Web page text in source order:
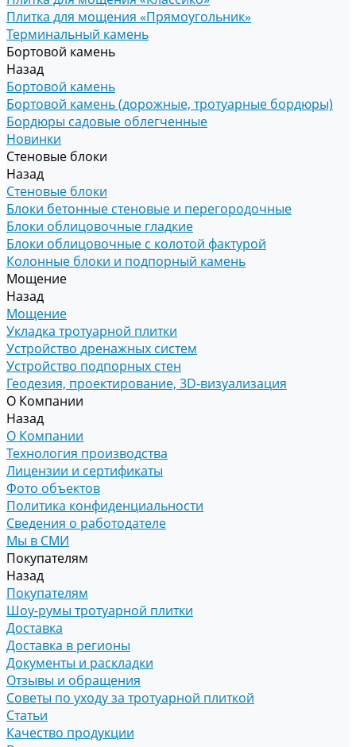
Плитка для мощения «Прямоугольник»
Терминальный камень
Бортовой камень
Назад
Бортовой камень
Бортовой камень (дорожные, тротуарные бордюры)
Бордюры садовые облегченные
Новинки
Стеновые блоки
Назад
Стеновые блоки
Блоки бетонные стеновые и перегородочные
Блоки облицовочные гладкие
Блоки облицовочные с колотой фактурой
Колонные блоки и подпорный камень
Мощение
Назад
Мощение
Укладка тротуарной плитки
Устройство дренажных систем
Устройство подпорных стен
Геодезия, проектирование, 3D-визуализация
О Компании
Назад
О Компании
Технология производства
Лицензии и сертификаты
Фото объектов
Политика конфиденциальности
Сведения о работодателе
Мы в СМИ
Покупателям
Назад
Покупателям
Шоу-румы тротуарной плитки
Доставка
Доставка в регионы
Документы и раскладки
Отзывы и обращения
Советы по уходу за тротуарной плиткой
Статьи
Качество продукции